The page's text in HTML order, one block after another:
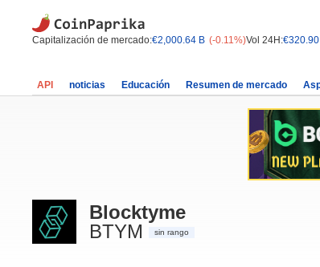
Capitalización de mercado:€2,000.64 B (-0.11%)Vol 24H:
API noticias Educación Resumen de mercado
Blocktyme
BTYM
sin rango